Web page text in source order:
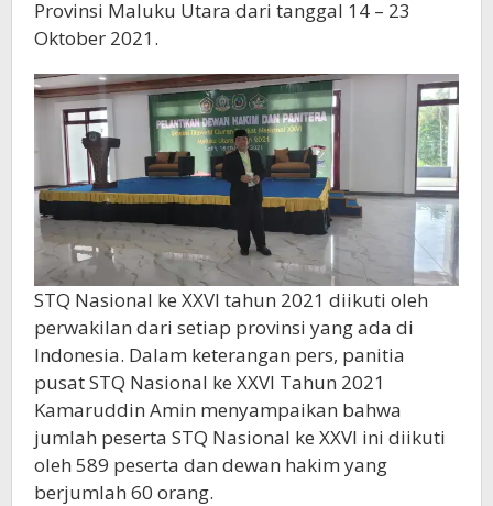
Provinsi Maluku Utara dari tanggal 14 – 23
Oktober 2021.
STQ Nasional ke XXVI tahun 2021 diikuti oleh
perwakilan dari setiap provinsi yang ada di
Indonesia. Dalam keterangan pers, panitia
pusat STQ Nasional ke XXVI Tahun 2021
Kamaruddin Amin menyampaikan bahwa
jumlah peserta STQ Nasional ke XXVI ini diikuti
oleh 589 peserta dan dewan hakim yang
berjumlah 60 orang.